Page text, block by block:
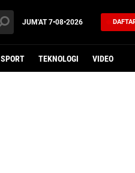
JUM'AT7•08•2026
SPORT TEKNOLOGI VIDEO